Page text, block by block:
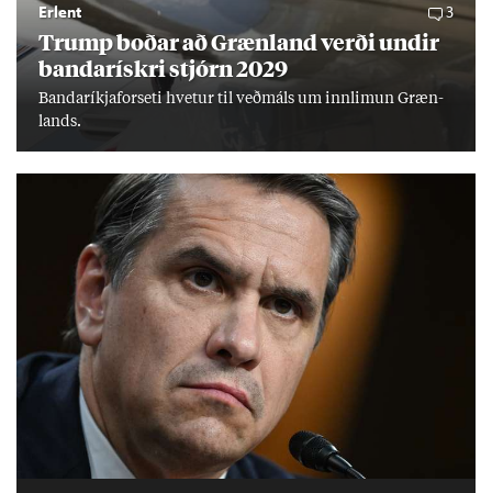
Erlent 3
Trump boð­ar að Græn­land verði und­ir
banda­rískri stjórn 2029
Banda­ríkja­for­seti hvet­ur til veð­máls um inn­limun Græn­
lands.